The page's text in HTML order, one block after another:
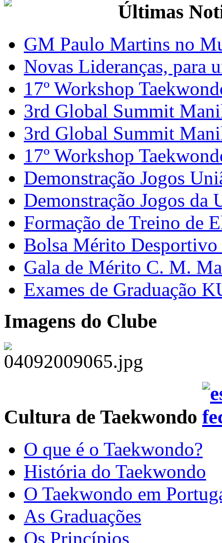
Últimas
GM Paulo Martins no
Novas Lideranças, para
17º Workshop
3rd Global Summit
3rd Global Summit
17º Workshop
Demonstração Jogos
Demonstração Jogos da
Formação de Treino de
Bolsa Mérito
Gala de Mérito C. M.
Exames de Graduação
Imagens do Clube
Cultura de Taekwondo
O que é o Taekwondo?
História do Taekwondo
O Taekwondo em
As Graduações
Os Princípios